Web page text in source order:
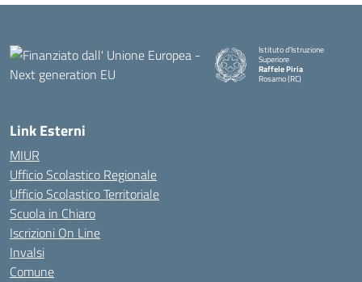
Istituto d'Istruzione
Superiore
Raffele Piria
Rosarno (RC)
Link Esterni
MIUR
Ufficio Scolastico Regionale
Ufficio Scolastico Territoriale
Scuola in Chiaro
Iscrizioni On Line
Invalsi
Comune